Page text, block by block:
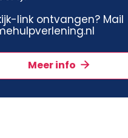
link ontvangen? Mail
Meer info